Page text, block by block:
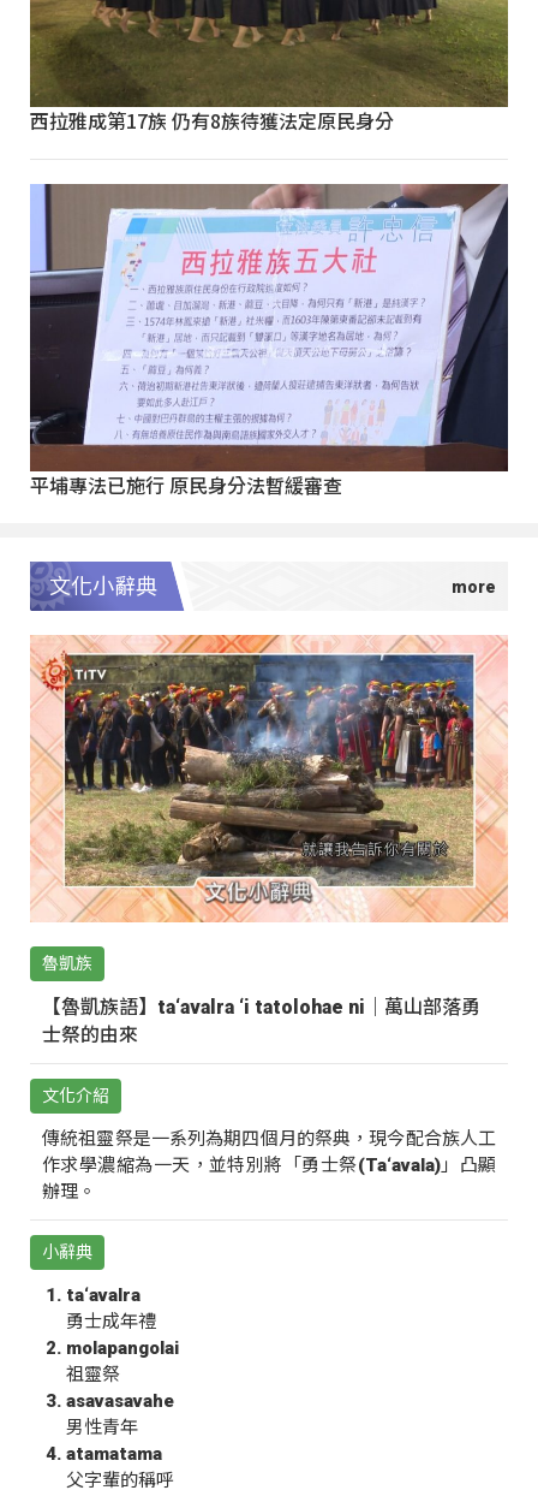
西拉雅成第17族 仍有8族待獲法定原民身分
平埔專法已施行 原民身分法暫緩審查
文化小辭典
魯凱族
【魯凱族語】ta‘avalra ‘i tatolohae ni｜萬山部落勇
士祭的由來
文化介紹
傳統祖靈祭是一系列為期四個月的祭典，現今配合族人工
作求學濃縮為一天，並特別將「勇士祭(Ta‘avala)」凸顯
辦理。
小辭典
ta‘avalra
勇士成年禮
molapangolai
祖靈祭
asavasavahe
男性青年
atamatama
父字輩的稱呼